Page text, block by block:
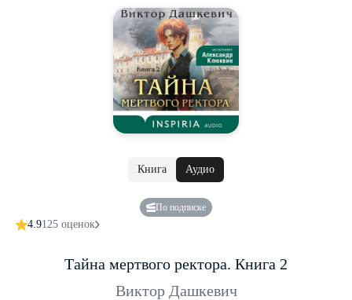
Книга Аудио
По подписке
4.9125 оценок
Тайна мертвого ректора. Книга 2
Виктор Дашкевич